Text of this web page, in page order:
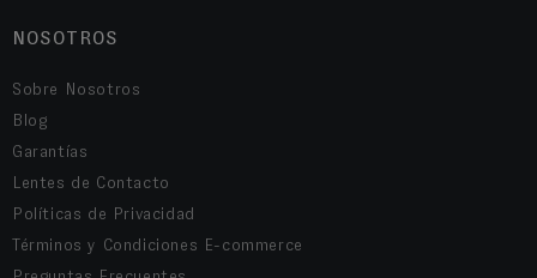
NOSOTROS
Sobre Nosotros
Blog
Garantías
Lentes de Contacto
Políticas de Privacidad
Términos y Condiciones E-commerce